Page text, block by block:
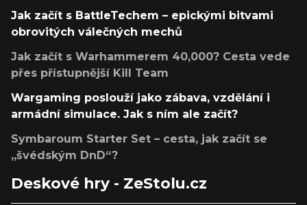
Jak začít s BattleTechem – epickými bitvami
obrovitých válečných mechů
Jak začít s Warhammerem 40,000? Cesta vede
přes přístupnější Kill Team
Wargaming poslouží jako zábava, vzdělání i
armádní simulace. Jak s ním ale začít?
Symbaroum Starter Set – cesta, jak začít se
„švédským DnD“?
Deskové hry - ZeStolu.cz